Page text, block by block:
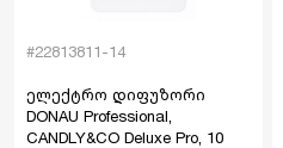
#22813811-14
ელექტრო დიფუზორი
DONAU Professional,
CANDLY&CO Deluxe Pro, 10